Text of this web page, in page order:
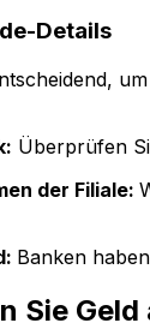
Details
Überprüfen
der Filiale:
Banken
Sie Geld